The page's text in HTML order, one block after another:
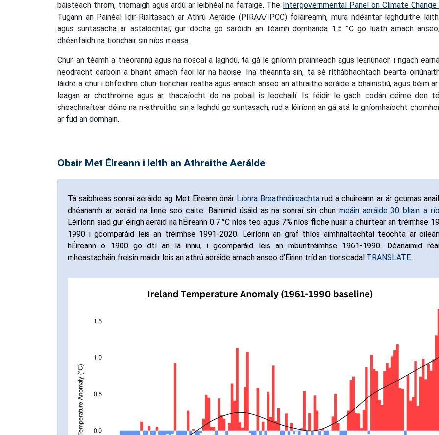
báisteach throm, triomaigh agus ardú ar leibhéal na farraige. The Intergovernmental Panel on Climate Change
Tugann an Painéal Idir-Rialtasach ar Athrú Aeráide (PIRAA/IPCC) foláireamh, mura ndéantar laghduithe
agus suntasacha ar astaíochtaí, gur dócha go sáróidh an téamh domhanda 1.5 °C go luath amach
dhéanfaidh na tionchair sin níos measa.
Chun an téamh a theorannú agus na rioscaí a laghdú, tá gá le gníomh práinneach agus leanúnach i ngach
neodracht carbóin a bhaint amach faoi lár na haoise. Ina theannta sin, tá sé ríthábhachtach bearta
láidre a chur i bhfeidhm chun tionchair reatha agus amach anseo an athraithe aeráide a bhainistiú, agus béim
leagan ar chothroime agus ar thacaíocht do na pobail is leochailí. Is féidir le gach codán céime den
sheachnaítear déine na n-athruithe sin a laghdú go suntasach, rud a léiríonn an gá atá le gníomhaíocht
ar fud an domhain.
Obair Met Éireann i leith an Athraithe Aeráide
Tá saibhreas sonraí aeráide ag Met Éireann ónár Líonra Breathnóireachta rud a chuireann ar ár gcumas
dhéanamh ar aeráid na linne seo caite. Bainimid úsáid as na sonraí sin chun meáin aeráide 30 bliain a
Léiríonn siad gur éirigh aeráid na hÉireann 0.7 °C níos teo agus 7% níos fliche nuair a chuirtear an tréimhse
1990 i gcomparáid leis an tréimhse 1991-2020. Léiríonn an graf thíos aimhrialtachtaí teochta ar
hÉireann ó 1900 go dtí an lá inniu, i gcomparáid leis an mbuntréimhse 1961-1990. Déanaimid
mheastacháin freisin maidir leis an athrú aeráide amach anseo d’Éirinn tríd an tionscadal TRANSLATE .